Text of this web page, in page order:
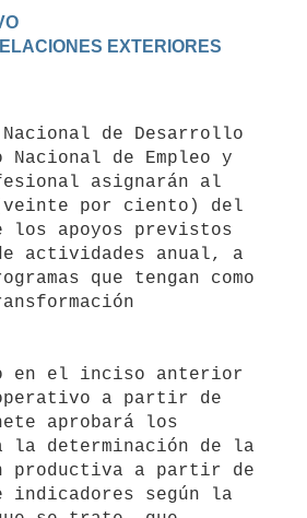
de Empleo y
asignarán al
(veinte por ciento) del
los apoyos previstos
actividades anual, a
que tengan como
a partir de
aprobará los
determinación de la
productiva a partir de
indicadores según la